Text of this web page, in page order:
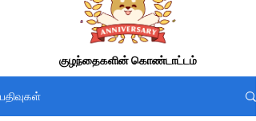
குழந்தைகளின் கொண்டாட்டம்
பதிவுகள்